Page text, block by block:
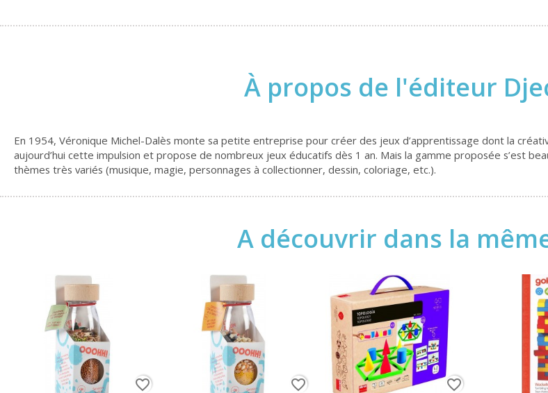
À propos de l'éditeur
En 1954, Véronique Michel-Dalès monte sa petite entreprise pour créer des jeux d’apprentissage dont la
aujourd’hui cette impulsion et propose de nombreux jeux éducatifs dès 1 an. Mais la gamme proposée s’est
thèmes très variés (musique, magie, personnages à collectionner, dessin, coloriage, etc.).
A découvrir dans la
favorite_border favorite_border favorite_border